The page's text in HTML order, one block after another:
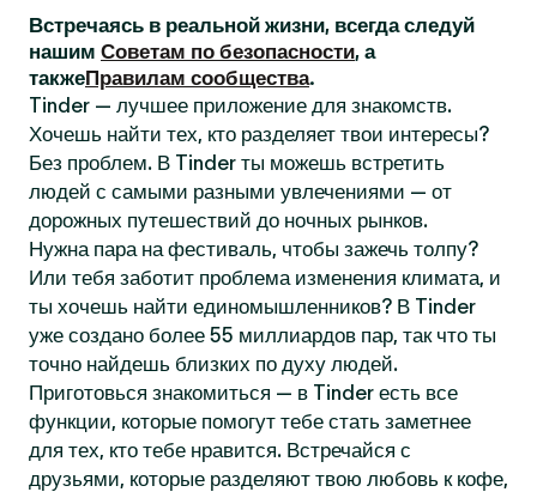
Встречаясь в реальной жизни, всегда следуй
нашим Советам по безопасности, а
такжеПравилам сообщества.
Tinder — лучшее приложение для знакомств.
Хочешь найти тех, кто разделяет твои интересы?
Без проблем. В Tinder ты можешь встретить
людей с самыми разными увлечениями — от
дорожных путешествий до ночных рынков.
Нужна пара на фестиваль, чтобы зажечь толпу?
Или тебя заботит проблема изменения климата, и
ты хочешь найти единомышленников? В Tinder
уже создано более 55 миллиардов пар, так что ты
точно найдешь близких по духу людей.
Приготовься знакомиться — в Tinder есть все
функции, которые помогут тебе стать заметнее
для тех, кто тебе нравится. Встречайся с
друзьями, которые разделяют твою любовь к кофе,